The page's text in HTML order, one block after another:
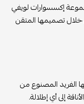
إكسسوارات لويفي
خلال تصميمها المتقن
الفريد المصنوع من
إلى أي إطلالة.